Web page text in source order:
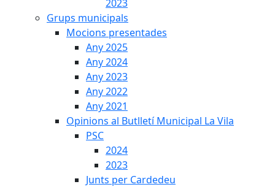
2023
Grups municipals
Mocions presentades
Any 2025
Any 2024
Any 2023
Any 2022
Any 2021
Opinions al Butlletí Municipal La Vila
PSC
2024
2023
Junts per Cardedeu